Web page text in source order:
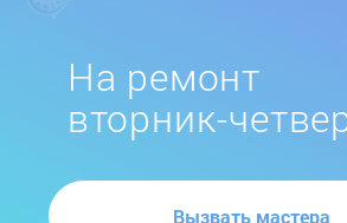
На ремонт
вторник-
Вызвать мастера